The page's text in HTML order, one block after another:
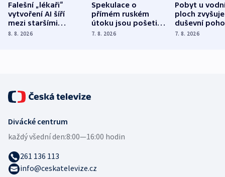
Falešní „lékaři“
vytvoření AI šíří
mezi staršími
Poláky nebezpečné
8. 8. 2026
Spekulace o
přímém ruském
útoku jsou pošetilé,
míní estonský
7. 8. 2026
Pobyt u
ploch zvyšuje
duševní
ukázala
7. 8. 2026
Divácké centrum
každý všední den:8:00—16:00 hodin
261 136 113
info@ceskatelevize.cz